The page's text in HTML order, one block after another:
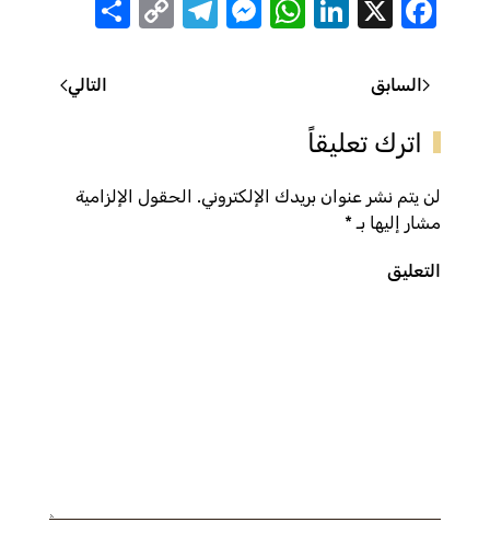
Facebook
X
LinkedIn
WhatsApp
Messenger
Telegram
Copy
السابق التالي
اترك تعليقاً
لن يتم نشر عنوان بريدك الإلكتروني. الحقول الإلزامية
مشار إليها بـ*
التعليق